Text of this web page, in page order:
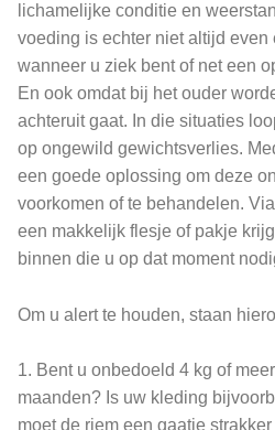
lichamelijke conditie en
voeding is echter niet altijd
wanneer u ziek bent of net een
En ook omdat bij het ouder
achteruit gaat. In die situaties
op ongewild gewichtsverlies.
een goede oplossing om deze
voorkomen of te behandelen.
een makkelijk flesje of pakje
binnen die u op dat moment
Om u alert te houden, staan
1. Bent u onbedoeld 4 kg of
maanden? Is uw kleding
moet de riem een gaatje